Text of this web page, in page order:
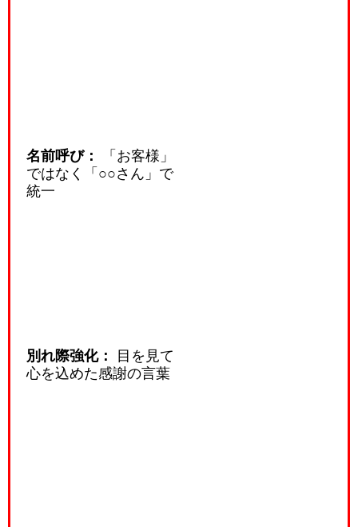
名前呼び：
「お客様」
ではなく「○○さん」で
統一
別れ際強化：
目を見て
心を込めた感謝の言葉